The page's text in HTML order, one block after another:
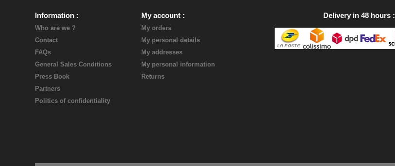
Information
Who are we ?
Contact
FAQs
General Sales Conditions
Press Book
Partners
Politics of confidentiality
My account
My orders
My personal details
My addresses
My personal information
Returns
Delivery in 48 hours